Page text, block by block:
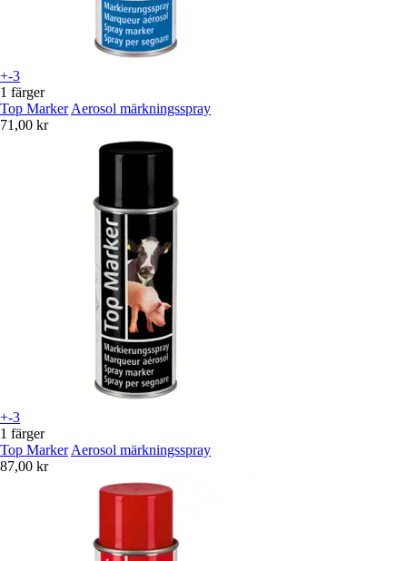
+-3
1 färger
Top Marker Aerosol märkningsspray
71,00 kr
+-3
1 färger
Top Marker Aerosol märkningsspray
87,00 kr